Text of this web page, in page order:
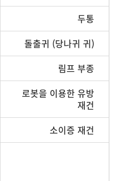
두통
돌출귀 (당나귀 귀)
림프 부종
로봇을 이용한 유방
재건
소이증 재건